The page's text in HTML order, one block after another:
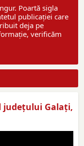
Poartă sigla
publicației care
deja pe
verificăm
judeţului Galaţi,